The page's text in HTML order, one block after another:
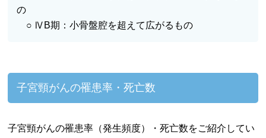
の
○ ⅣB期：小骨盤腔を超えて広がるもの
子宮頸がんの罹患率・死亡数
子宮頸がんの罹患率（発生頻度）・死亡数をご紹介してい